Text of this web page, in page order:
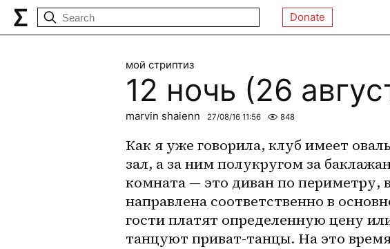
Donate
мой стриптиз
12 ночь (26
marvin shaienn 27/08/16 11:56 848
Как я уже говорила, клуб имеет
зал, а за ним полукругом за
комната — это диван по периметру,
направлена соответственно в
гости платят определенную цену
танцуют приват-танцы. На это